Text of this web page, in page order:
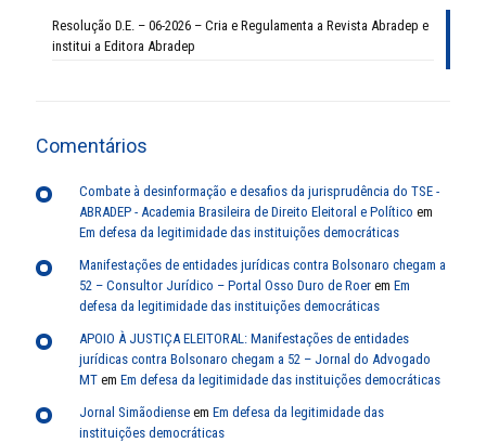
Resolução D.E. – 06-2026 – Cria e Regulamenta a Revista Abradep e
institui a Editora Abradep
Comentários
Combate à desinformação e desafios da jurisprudência do TSE -
ABRADEP - Academia Brasileira de Direito Eleitoral e Político em
Em defesa da legitimidade das instituições democráticas
Manifestações de entidades jurídicas contra Bolsonaro chegam a
52 – Consultor Jurídico – Portal Osso Duro de Roer em Em
defesa da legitimidade das instituições democráticas
APOIO À JUSTIÇA ELEITORAL: Manifestações de entidades
jurídicas contra Bolsonaro chegam a 52 – Jornal do Advogado
MT em Em defesa da legitimidade das instituições democráticas
Jornal Simãodiense em Em defesa da legitimidade das
instituições democráticas